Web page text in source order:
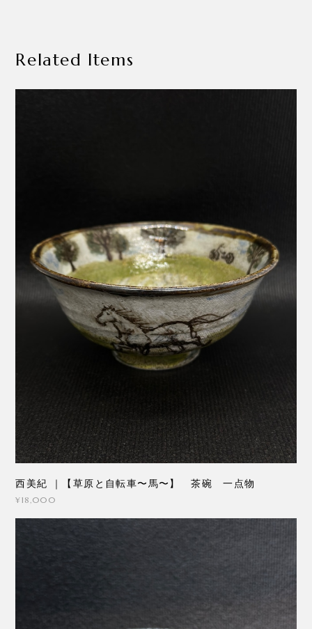
Related Items
西美紀 ｜【草原と自転車〜馬〜】 茶碗 一点物
¥18,000